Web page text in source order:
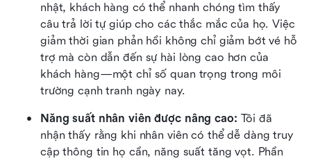
nhật, khách hàng có thể nhanh chóng tìm thấy
câu trả lời tự giúp cho các thắc mắc của họ. Việc
giảm thời gian phản hồi không chỉ giảm bớt vé hỗ
trợ mà còn dẫn đến sự hài lòng cao hơn của
khách hàng—một chỉ số quan trọng trong môi
trường cạnh tranh ngày nay.
Năng suất nhân viên được nâng cao: Tôi đã
nhận thấy rằng khi nhân viên có thể dễ dàng truy
cập thông tin họ cần, năng suất tăng vọt. Phần